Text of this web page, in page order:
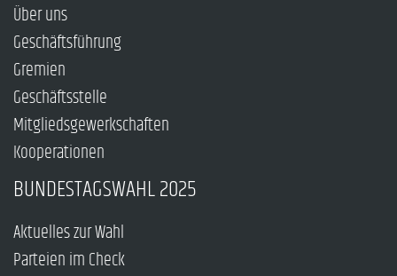
Über uns
Geschäftsführung
Gremien
Geschäftsstelle
Mitgliedsgewerkschaften
Kooperationen
BUNDESTAGSWAHL 2025
Aktuelles zur Wahl
Parteien im Check